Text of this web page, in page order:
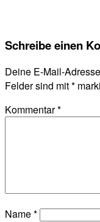
Schreibe einen
Deine E-Mail-
Felder sind mit*
Kommentar*
Name*